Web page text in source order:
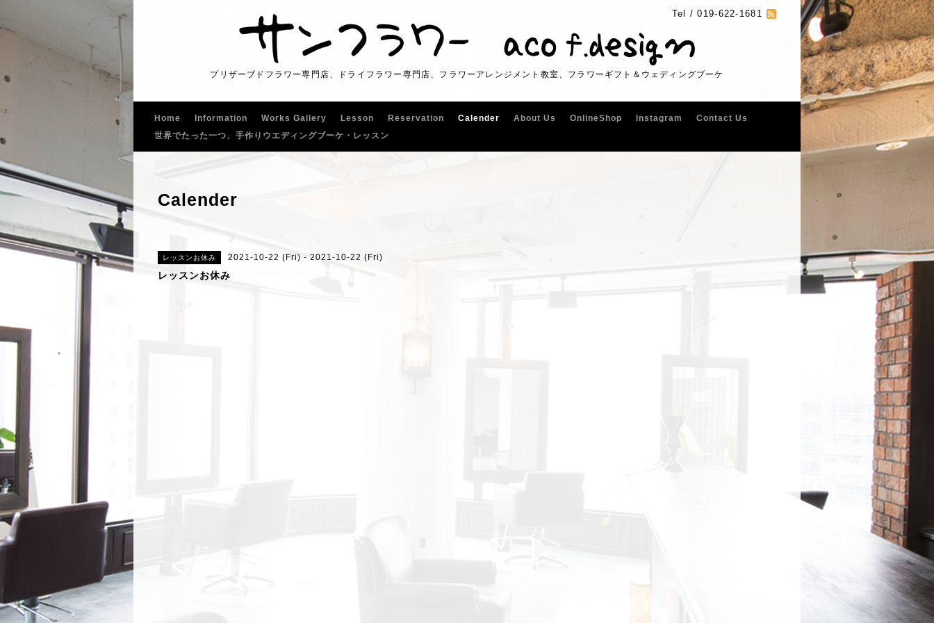
Tel /019-622-1681
プリザーブドフラワー専門店、ドライフラワー専門店、フラワーアレンジメント教室、フラワーギフト＆ウェディングブーケ
Home Information Works Gallery Lesson Reservation Calender About Us OnlineShop Instagram
Contact Us
世界でたった一つ、手作りウエディングブーケ・レッスン
Calender
レッスンお休み 2021-10-22 (Fri) - 2021-10-22 (Fri)
レッスンお休み